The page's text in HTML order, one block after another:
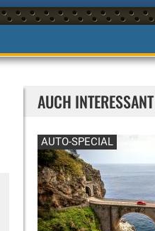
AUCH INTERESSANT
AUTO-SPECIAL